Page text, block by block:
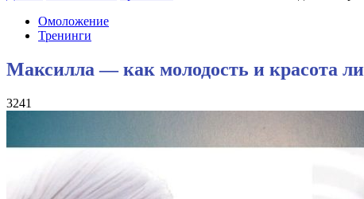
Омоложение
Тренинги
Максилла — как молодость и красота
3241